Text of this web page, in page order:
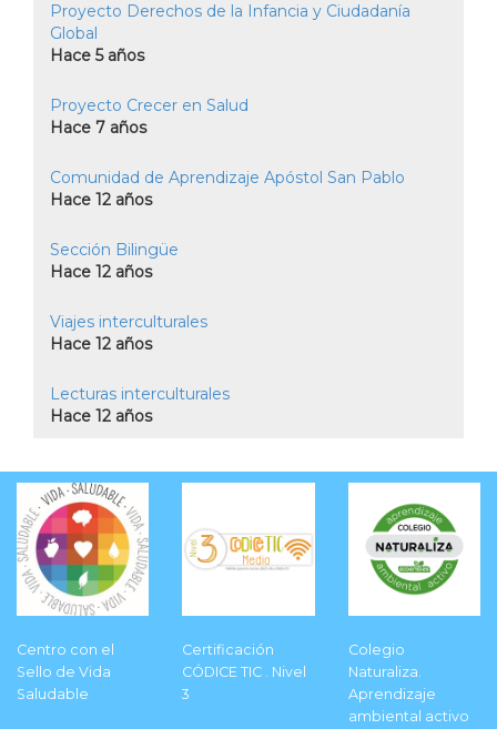
Proyecto Derechos de la Infancia y Ciudadanía
Global
Hace 5 años
Proyecto Crecer en Salud
Hace 7 años
Comunidad de Aprendizaje Apóstol San Pablo
Hace 12 años
Sección Bilingüe
Hace 12 años
Viajes interculturales
Hace 12 años
Lecturas interculturales
Hace 12 años
Centro con el
Sello de Vida
Saludable
Certificación
CÓDICE TIC . Nivel
3
Colegio
Naturaliza.
Aprendizaje
ambiental activo